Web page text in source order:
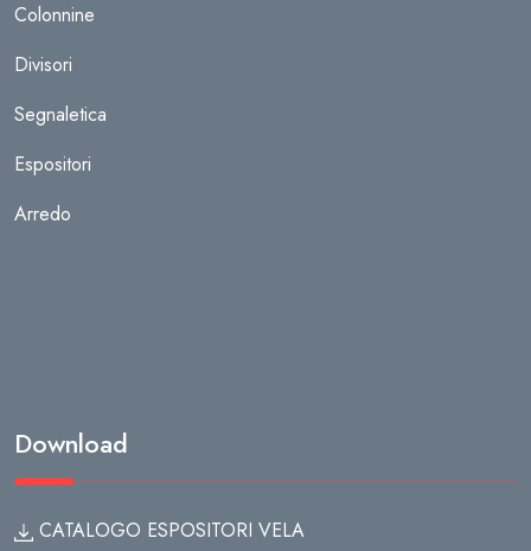
Colonnine
Divisori
Segnaletica
Espositori
Arredo
Download
CATALOGO ESPOSITORI VELA